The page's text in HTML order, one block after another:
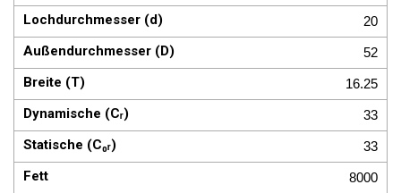
20
52
16.25
33
33
8000